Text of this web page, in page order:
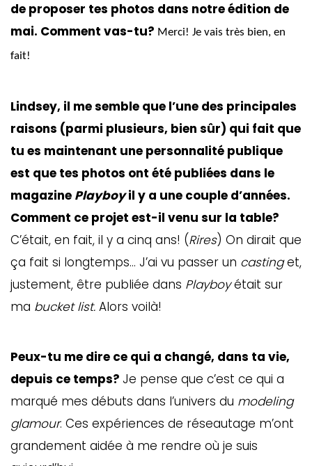
de proposer tes photos dans notre édition de
mai. Comment vas-tu? Merci! Je vais très bien, en
fait!
Lindsey, il me semble que l’une des principales
raisons (parmi plusieurs, bien sûr) qui fait que
tu es maintenant une personnalité publique
est que tes photos ont été publiées dans le
magazine Playboyil y a une couple d’années.
Comment ce projet est-il venu sur la table?
C’était, en fait, il y a cinq ans! (Rires) On dirait que
ça fait si longtemps… J’ai vu passer un castinget,
justement, être publiée dans Playboyétait sur
ma bucket list. Alors voilà!
Peux-tu me dire ce qui a changé, dans ta vie,
depuis ce temps? Je pense que c’est ce qui a
marqué mes débuts dans l’univers du modeling
glamour. Ces expériences de réseautage m’ont
grandement aidée à me rendre où je suis